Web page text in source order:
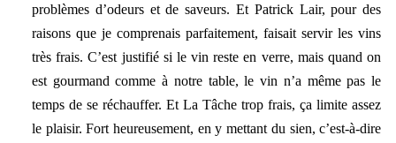
problèmes d’odeurs et de saveurs. Et Patrick Lair, pour des
raisons que je comprenais parfaitement, faisait servir les vins
très frais. C’est justifié si le vin reste en verre, mais quand on
est gourmand comme à notre table, le vin n’a même pas le
temps de se réchauffer. Et La Tâche trop frais, ça limite assez
le plaisir. Fort heureusement, en y mettant du sien, c’est-à-dire